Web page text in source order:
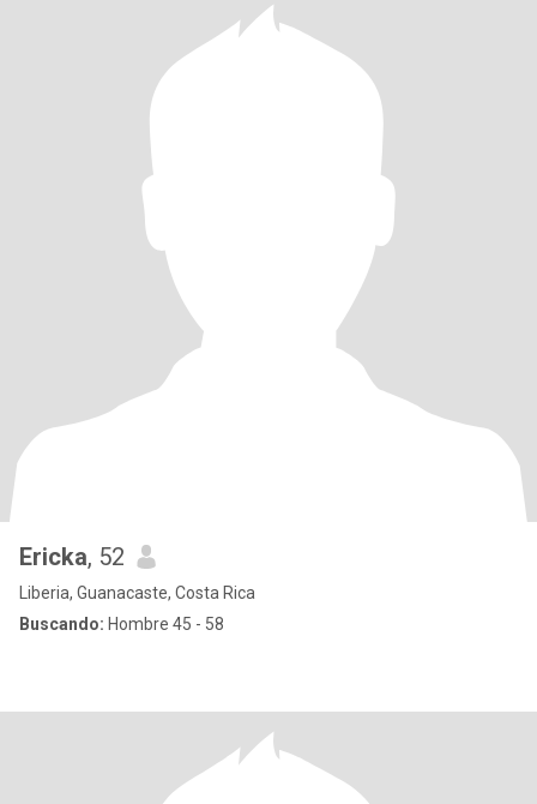
Ericka, 52
Liberia, Guanacaste, Costa Rica
Buscando: Hombre 45 - 58